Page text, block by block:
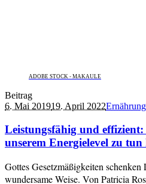
ADOBE STOCK - MAKAULE
Beitrag
6. Mai 201919. April 2022Ernährung
Leistungsfähig und
unserem Energielevel zu tun
Gottes Gesetzmäßigkeiten schenken
wundersame Weise. Von Patricia